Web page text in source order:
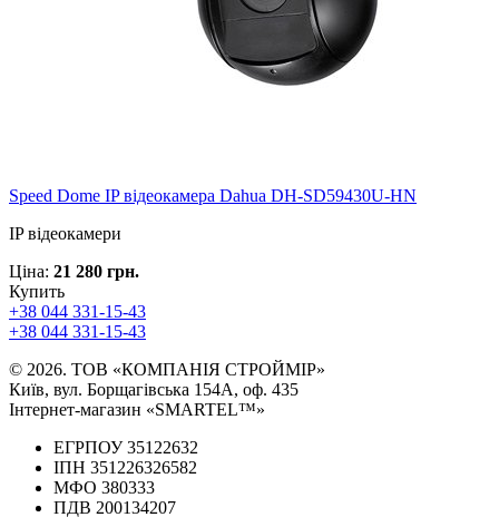
Speed ​​Dome IP відеокамера Dahua DH-SD59430U-HN
IP відеокамери
Ціна: 21 280 грн.
Купить
+38 044 331-15-43
+38 044 331-15-43
© 2026. ТОВ «КОМПАНІЯ СТРОЙМІР»
Київ, вул. Борщагівська 154А, оф. 435
Інтернет-магазин «SMARTEL™»
ЕГРПОУ 35122632
ІПН 351226326582
МФО 380333
ПДВ 200134207